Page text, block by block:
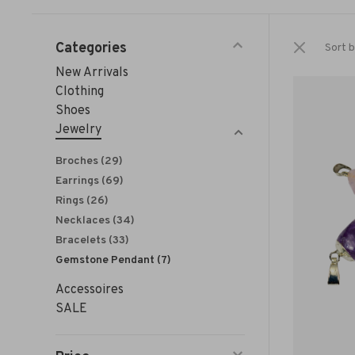
Categories
New Arrivals
Clothing
Shoes
Jewelry
Broches (29)
Earrings (69)
Rings (26)
Necklaces (34)
Bracelets (33)
Gemstone Pendant (7)
Accessoires
SALE
Sort